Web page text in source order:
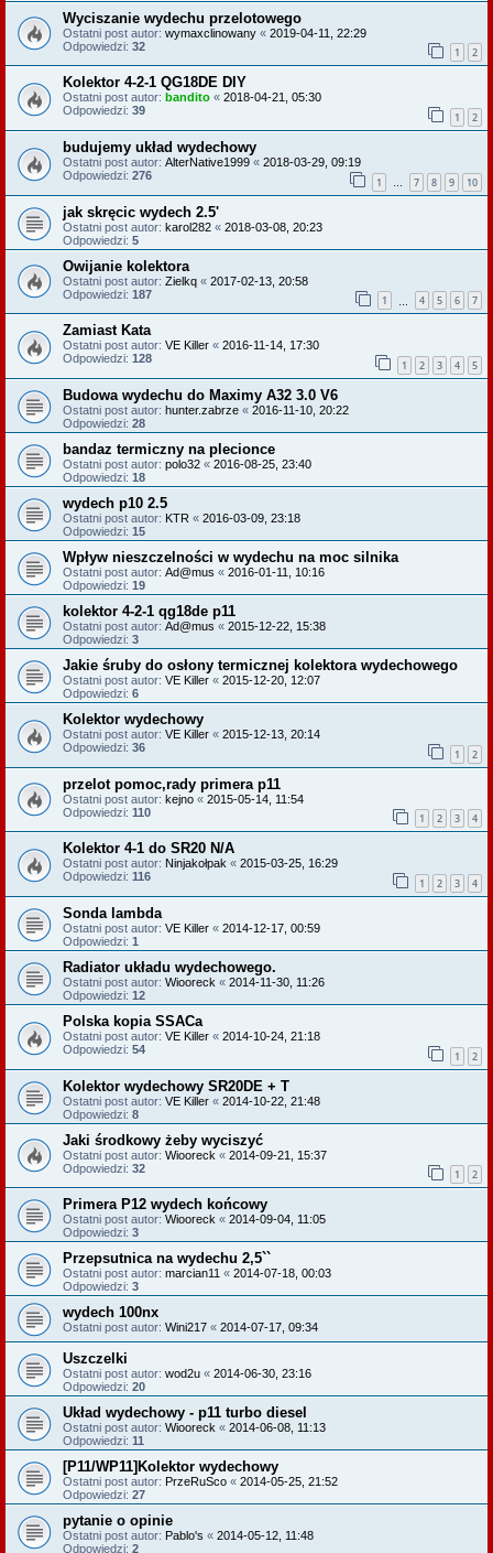
Wyciszanie wydechu przelotowego
Ostatni post autor: wymaxclinowany « 2019-04-11, 22:29
Odpowiedzi: 32 1 2
Kolektor 4-2-1 QG18DE DIY
Ostatni post autor: bandito « 2018-04-21, 05:30
Odpowiedzi: 39 1 2
budujemy układ wydechowy
Ostatni post autor: AlterNative1999 « 2018-03-29, 09:19
Odpowiedzi: 276 1 … 7 8 9 10
jak skręcic wydech 2.5'
Ostatni post autor: karol282 « 2018-03-08, 20:23
Odpowiedzi: 5
Owijanie kolektora
Ostatni post autor: Zielkq « 2017-02-13, 20:58
Odpowiedzi: 187 1 4 5 6 7
Zamiast Kata
Ostatni post autor: VE Killer « 2016-11-14, 17:30
Odpowiedzi: 128 1 2 3 4 5
Budowa wydechu do Maximy A32 3.0 V6
Ostatni post autor: hunter.zabrze « 2016-11-10, 20:22
Odpowiedzi: 28
bandaz termiczny na plecionce
Ostatni post autor: polo32 « 2016-08-25, 23:40
Odpowiedzi: 18
wydech p10 2.5
Ostatni post autor: KTR « 2016-03-09, 23:18
Odpowiedzi: 15
Wpływ nieszczelności w wydechu na moc silnika
Ostatni post autor: Ad@mus « 2016-01-11, 10:16
Odpowiedzi: 19
kolektor 4-2-1 qg18de p11
Ostatni post autor: Ad@mus « 2015-12-22, 15:38
Odpowiedzi: 3
Jakie śruby do osłony termicznej kolektora wydechowego
Ostatni post autor: VE Killer « 2015-12-20, 12:07
Odpowiedzi: 6
Kolektor wydechowy
Ostatni post autor: VE Killer « 2015-12-13, 20:14
Odpowiedzi: 36 1 2
przelot pomoc,rady primera p11
Ostatni post autor: kejno « 2015-05-14, 11:54
Odpowiedzi: 110 1 2 3 4
Kolektor 4-1 do SR20 N/A
Ostatni post autor: Ninjakołpak « 2015-03-25, 16:29
Odpowiedzi: 116 1 2 3 4
Sonda lambda
Ostatni post autor: VE Killer « 2014-12-17, 00:59
Odpowiedzi: 1
Radiator układu wydechowego.
Ostatni post autor: Wiooreck « 2014-11-30, 11:26
Odpowiedzi: 12
Polska kopia SSACa
Ostatni post autor: VE Killer « 2014-10-24, 21:18
Odpowiedzi: 54 1 2
Kolektor wydechowy SR20DE + T
Ostatni post autor: VE Killer « 2014-10-22, 21:48
Odpowiedzi: 8
Jaki środkowy żeby wyciszyć
Ostatni post autor: Wiooreck « 2014-09-21, 15:37
Odpowiedzi: 32 1 2
Primera P12 wydech końcowy
Ostatni post autor: Wiooreck « 2014-09-04, 11:05
Odpowiedzi: 3
Przepsutnica na wydechu 2,5``
Ostatni post autor: marcian11 « 2014-07-18, 00:03
Odpowiedzi: 3
wydech 100nx
Ostatni post autor: Wini217 « 2014-07-17, 09:34
Uszczelki
Ostatni post autor: wod2u « 2014-06-30, 23:16
Odpowiedzi: 20
Układ wydechowy - p11 turbo diesel
Ostatni post autor: Wiooreck « 2014-06-08, 11:13
Odpowiedzi: 11
[P11/WP11]Kolektor wydechowy
Ostatni post autor: PrzeRuSco « 2014-05-25, 21:52
Odpowiedzi: 27
pytanie o opinie
Ostatni post autor: Pablo's « 2014-05-12, 11:48
Odpowiedzi: 2